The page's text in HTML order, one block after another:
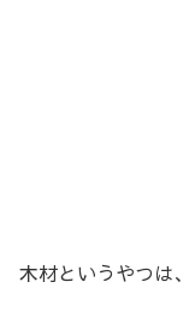
木材というやつは